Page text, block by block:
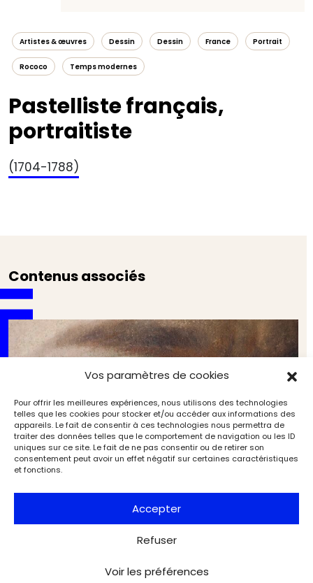
Vos paramètres de cookies
Pour offrir les meilleures expériences, nous utilisons des technologies
telles que les cookies pour stocker et/ou accéder aux informations des
appareils. Le fait de consentir à ces technologies nous permettra de
traiter des données telles que le comportement de navigation ou les ID
uniques sur ce site. Le fait de ne pas consentir ou de retirer son
consentement peut avoir un effet négatif sur certaines caractéristiques
et fonctions.
Accepter
Refuser
Voir les préférences
Artistes & œuvres Dessin Dessin France Portrait
Rococo Temps modernes
Pastelliste français,
portraitiste
(1704-1788)
Contenus associés
Dossiers de l'Art